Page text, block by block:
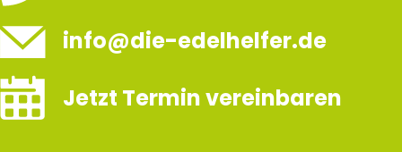
info@die-edelhelfer.de
Jetzt Termin vereinbaren